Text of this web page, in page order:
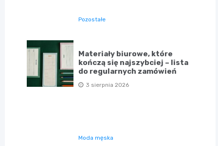
Pozostałe
Materiały biurowe, które
kończą się najszybciej – lista
do regularnych zamówień
3 sierpnia 2026
Moda męska